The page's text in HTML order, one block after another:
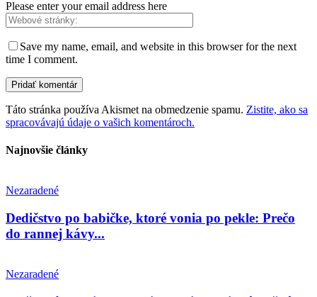
Please enter your email address here
Save my name, email, and website in this browser for the next
time I comment.
Táto stránka používa Akismet na obmedzenie spamu. Zistite, ako sa
spracovávajú údaje o vašich komentároch.
Najnovšie články
Nezaradené
Dedičstvo po babičke, ktoré vonia po pekle: Prečo
do rannej kávy...
Nezaradené